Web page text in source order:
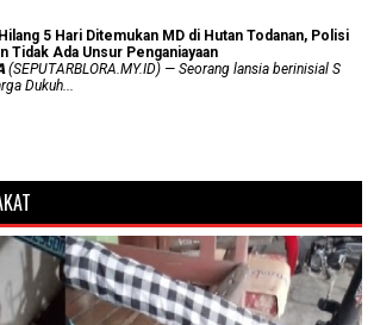
5 Hari Ditemukan MD di Hutan Todanan, Polisi
Tidak Ada Unsur Penganiayaan
— Seorang lansia berinisial S
Dukuh...